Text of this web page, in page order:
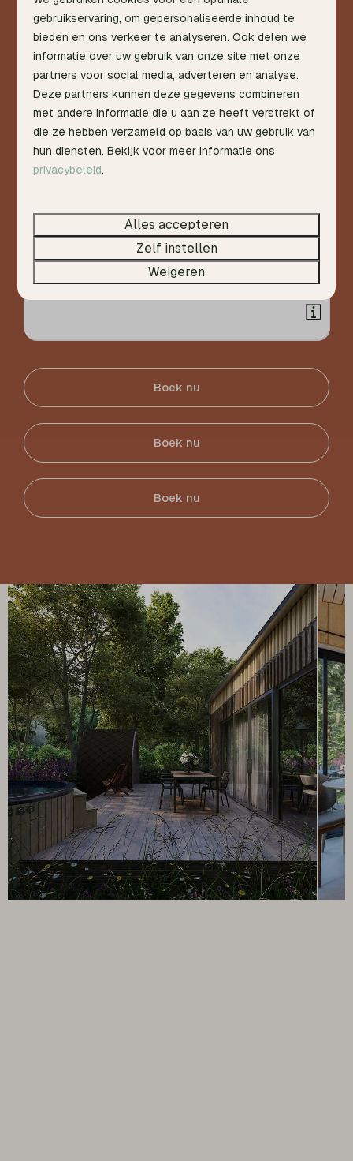
€ 316
€ 300
2 personen
Sauna & Hottub
Nederland, Gelderland, Warnsveld
3
1 Sommige
Boek nu
Boek nu
Boek nu
gebruikservaring, om gepersonaliseerde inhoud te
bieden en ons verkeer te analyseren. Ook delen we
informatie over uw gebruik van onze site met onze
partners voor social media, adverteren en analyse.
Deze partners kunnen deze gegevens combineren
met andere informatie die u aan ze heeft verstrekt of
die ze hebben verzameld op basis van uw gebruik van
hun diensten. Bekijk voor meer informatie ons
privacybeleid.
Alles accepteren
Zelf instellen
Weigeren